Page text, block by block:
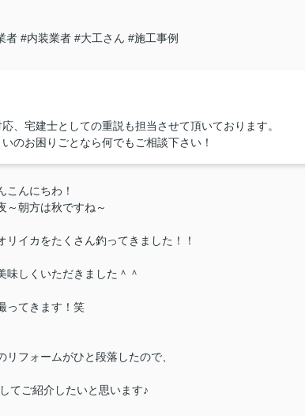
者 #内装業者 #大工さん #施工事例
、宅建士としての重説も担当させて頂いております。
のお困りごとなら何でもご相談下さい！
こんにちわ！
～朝方は秋ですね～
イカをたくさん釣ってきました！！
味しくいただきました＾＾
ってきます！笑
フォームがひと段落したので、
てご紹介したいと思います♪